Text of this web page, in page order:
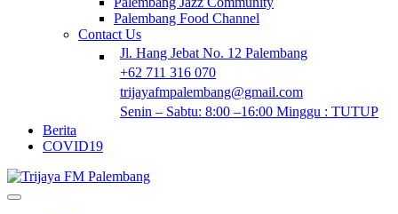
Palembang Food Channel
Contact Us
Jl. Hang Jebat No. 12 Palembang
+62 711 316 070
trijayafmpalembang@gmail.com
Senin – Sabtu: 8:00 –16:00 Minggu : TUTUP
Berita
COVID19